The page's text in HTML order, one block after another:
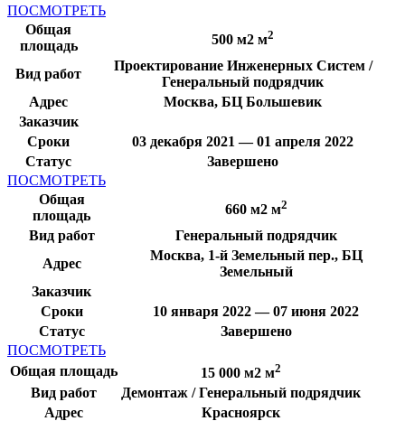
ПОСМОТРЕТЬ
Общая
площадь
500 м2 м2
Вид работ
Проектирование Инженерных Систем /
Генеральный подрядчик
Адрес
Москва, БЦ Большевик
Заказчик
Сроки
03 декабря 2021 — 01 апреля 2022
Статус
Завершено
ПОСМОТРЕТЬ
Общая
площадь
660 м2 м2
Вид работ
Генеральный подрядчик
Адрес
Москва, 1-й Земельный пер., БЦ
Земельный
Заказчик
Сроки
10 января 2022 — 07 июня 2022
Статус
Завершено
ПОСМОТРЕТЬ
Общая площадь
15 000 м2 м2
Вид работ
Демонтаж / Генеральный подрядчик
Адрес
Красноярск